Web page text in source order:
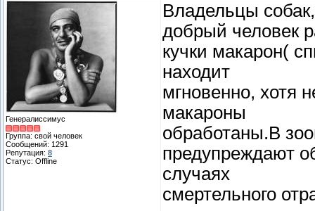
Генералиссимус
Группа: свой человек
Сообщений: 1291
Репутация: 8
Статус: Offline
Владельцы
добрый человек
кучки макарон(
находит
мгновенно, хотя
макароны
обработаны.В
предупреждают
случаях
смертельного